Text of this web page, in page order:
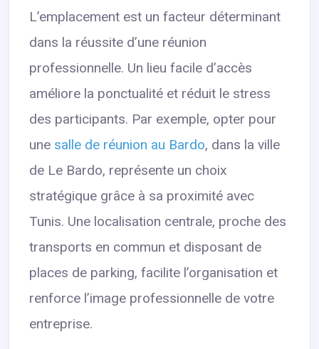
L’emplacement est un facteur déterminant
dans la réussite d’une réunion
professionnelle. Un lieu facile d’accès
améliore la ponctualité et réduit le stress
des participants. Par exemple, opter pour
une salle de réunion au Bardo, dans la ville
de Le Bardo, représente un choix
stratégique grâce à sa proximité avec
Tunis. Une localisation centrale, proche des
transports en commun et disposant de
places de parking, facilite l’organisation et
renforce l’image professionnelle de votre
entreprise.